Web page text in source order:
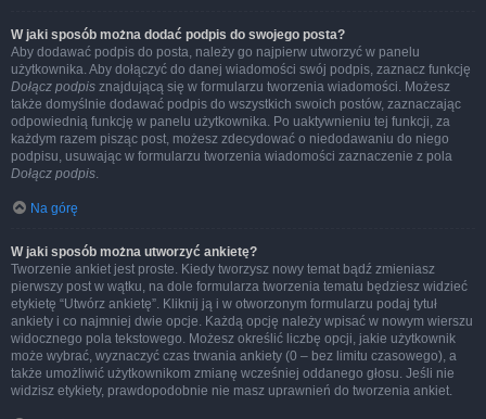
W jaki sposób można dodać podpis do swojego posta?
Aby dodawać podpis do posta, należy go najpierw utworzyć w panelu
użytkownika. Aby dołączyć do danej wiadomości swój podpis, zaznacz funkcję
Dołącz podpis znajdującą się w formularzu tworzenia wiadomości. Możesz
także domyślnie dodawać podpis do wszystkich swoich postów, zaznaczając
odpowiednią funkcję w panelu użytkownika. Po uaktywnieniu tej funkcji, za
każdym razem pisząc post, możesz zdecydować o niedodawaniu do niego
podpisu, usuwając w formularzu tworzenia wiadomości zaznaczenie z pola
Dołącz podpis.
Na górę
W jaki sposób można utworzyć ankietę?
Tworzenie ankiet jest proste. Kiedy tworzysz nowy temat bądź zmieniasz
pierwszy post w wątku, na dole formularza tworzenia tematu będziesz widzieć
etykietę “Utwórz ankietę”. Kliknij ją i w otworzonym formularzu podaj tytuł
ankiety i co najmniej dwie opcje. Każdą opcję należy wpisać w nowym wierszu
widocznego pola tekstowego. Możesz określić liczbę opcji, jakie użytkownik
może wybrać, wyznaczyć czas trwania ankiety (0 – bez limitu czasowego), a
także umożliwić użytkownikom zmianę wcześniej oddanego głosu. Jeśli nie
widzisz etykiety, prawdopodobnie nie masz uprawnień do tworzenia ankiet.